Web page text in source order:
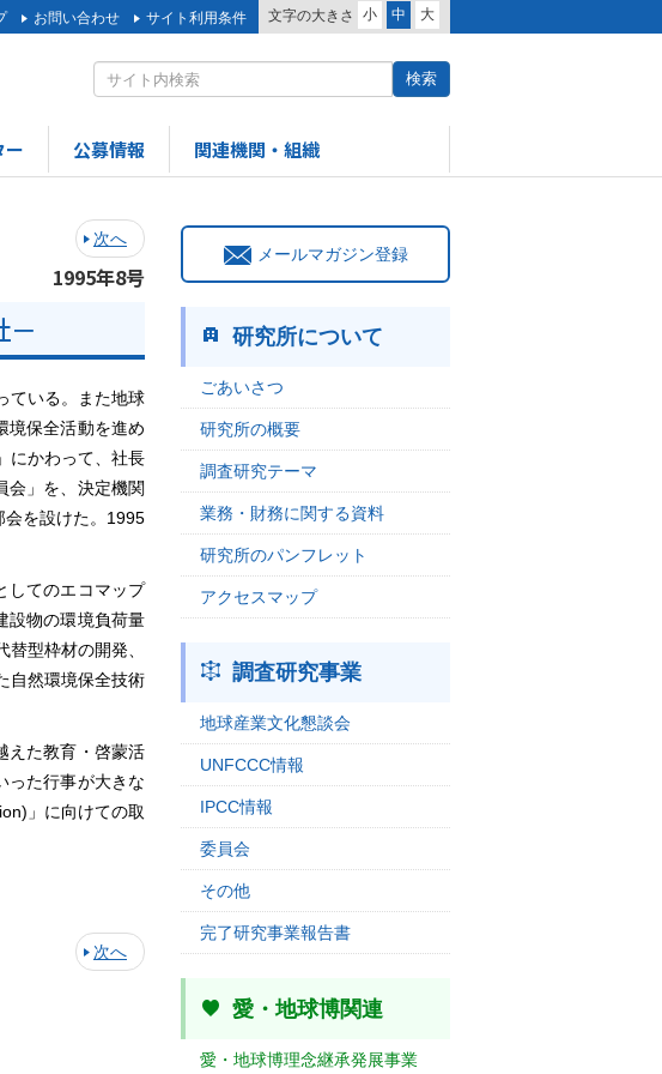
文字の大きさ 小 中 大
お問い合わせ サイト利用条件
ー 公募情報 関連機関・組織
次へ
1995年8号
－
ている。また地球
境保全活動を進め
にかわって、社長
会」を、決定機関
会を設けた。1995
してのエコマップ
設物の環境負荷量
型枠材の開発、
自然環境保全技術
えた教育・啓蒙活
った行事が大きな
」に向けての取
次へ
メールマガジン登録
研究所について
ごあいさつ
研究所の概要
調査研究テーマ
業務・財務に関する資料
研究所のパンフレット
アクセスマップ
調査研究事業
地球産業文化懇談会
UNFCCC情報
IPCC情報
委員会
その他
完了研究事業報告書
愛・地球博関連
愛・地球博理念継承発展事業